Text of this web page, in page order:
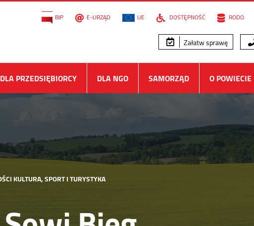
BIP E-URZĄD UE DOSTĘPNOŚĆ RODO
Załatw sprawę
DLA PRZEDSIĘBIORCY DLA NGO SAMORZĄD O POWIECIE
KULTURA, SPORT I TURYSTYKA